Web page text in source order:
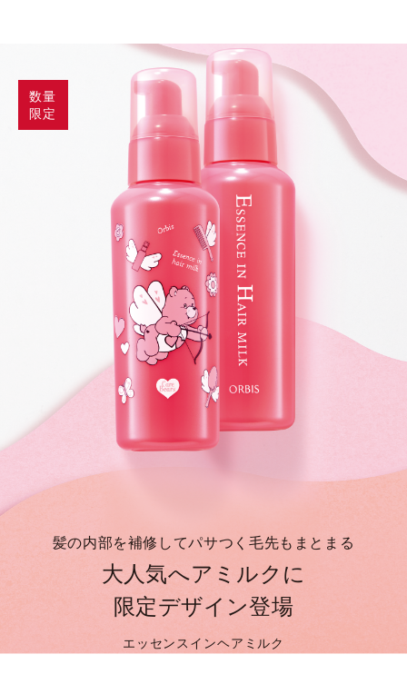
数量
限定
髪の内部を補修してパサつく毛先もまとまる
大人気へアミルクに
限定デザイン登場
エッセンスインヘアミルク